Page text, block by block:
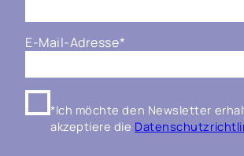
E-Mail-Adresse*
*Ich möchte den Newsletter
akzeptiere die